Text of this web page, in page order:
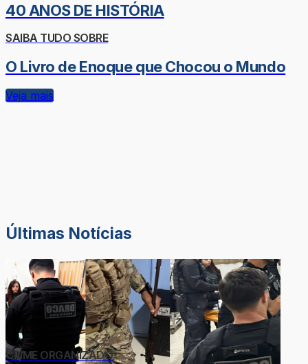
40 ANOS DE HISTÓRIA
SAIBA TUDO SOBRE
O Livro de Enoque que Chocou o Mundo
Veja mais
Últimas Notícias
CRIME ORGANIZADO